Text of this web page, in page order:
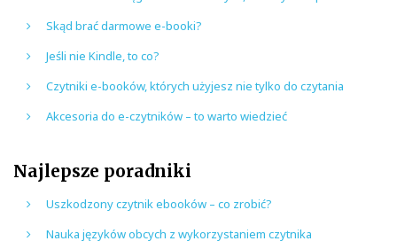
Skąd brać darmowe e-booki?
Jeśli nie Kindle, to co?
Czytniki e-booków, których użyjesz nie tylko do czytania
Akcesoria do e-czytników – to warto wiedzieć
Najlepsze poradniki
Uszkodzony czytnik ebooków – co zrobić?
Nauka języków obcych z wykorzystaniem czytnika